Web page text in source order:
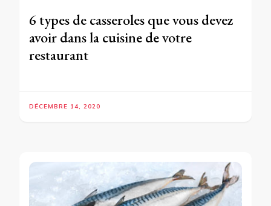
6 types de casseroles que vous devez
avoir dans la cuisine de votre
restaurant
DÉCEMBRE 14, 2020